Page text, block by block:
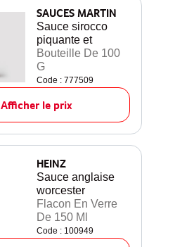
SAUCES MARTIN
Sauce sirocco
piquante et
Bouteille De 100
G
Code : 777509
Afficher le prix
HEINZ
Sauce anglaise
worcester
Flacon En Verre
De 150 Ml
Code : 100949